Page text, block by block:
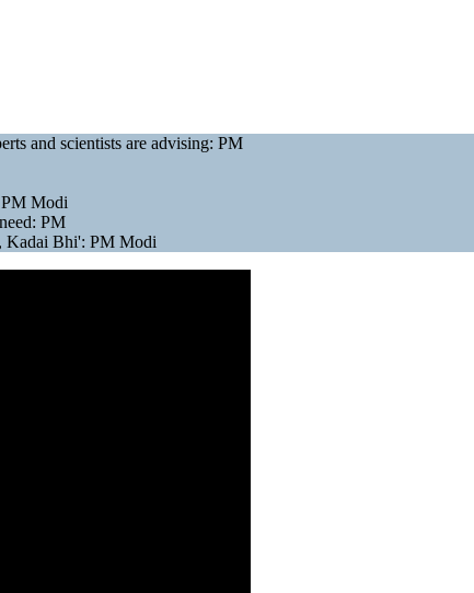
and scientists are advising: PM
PM Modi
PM
Kadai Bhi': PM Modi